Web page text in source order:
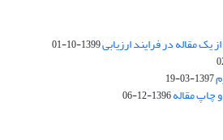
مقاله در فرایند ارزیابی1399-10-01
1397-03-19
چاپ مقاله1396-12-06